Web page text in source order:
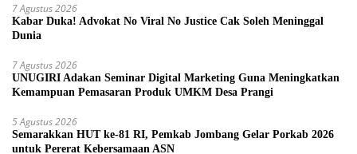
7 Agustus 2026
Kabar Duka! Advokat No Viral No Justice Cak Soleh Meninggal
Dunia
7 Agustus 2026
UNUGIRI Adakan Seminar Digital Marketing Guna Meningkatkan
Kemampuan Pemasaran Produk UMKM Desa Prangi
5 Agustus 2026
Semarakkan HUT ke-81 RI, Pemkab Jombang Gelar Porkab 2026
untuk Pererat Kebersamaan ASN